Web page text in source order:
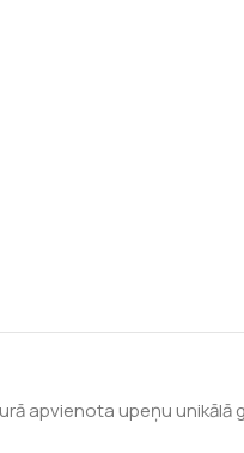
apvienota upeņu unikālā